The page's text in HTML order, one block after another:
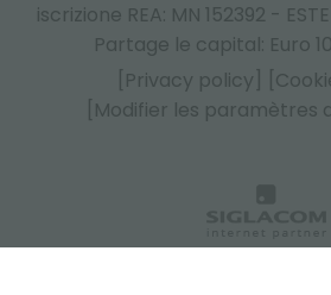
iscrizione REA: MN 152392 -
Partage le capital: Euro
[Privacy policy]
[Modifier les paramètres